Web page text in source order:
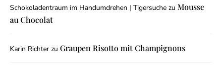
Schokoladentraum im Handumdrehen | Tigersuche zu Mousse
au Chocolat
Karin Richter zu Graupen Risotto mit Champignons